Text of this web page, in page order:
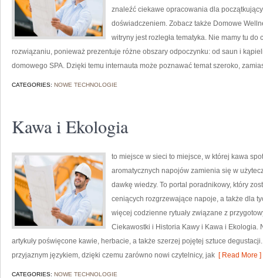
znaleźć ciekawe opracowania dla
doświadczeniem. Zobacz także Domowe
witryny jest rozległa tematyka. Nie mamy tu
rozwiązaniu, ponieważ prezentuje różne obszary odpoczynku: od saun i
domowego SPA. Dzięki temu internauta może poznawać temat szeroko,
CATEGORIES: NOWE TECHNOLOGIE
Kawa i Ekologia
to miejsce w sieci to miejsce, w której kawa
aromatycznych napojów zamienia się w
dawkę wiedzy. To portal poradnikowy, który
ceniących rozgrzewające napoje, a także dla
więcej codzienne rytuały związane z
Ciekawostki i Historia Kawy i Kawa i Ekologia.
artykuły poświęcone kawie, herbacie, a także szerzej pojętej sztuce
przyjaznym językiem, dzięki czemu zarówno nowi czytelnicy, jak [ Read More ]
CATEGORIES: NOWE TECHNOLOGIE